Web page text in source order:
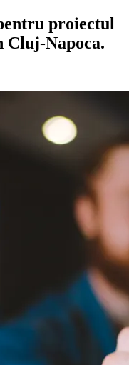
proiectul
Cluj-Napoca.